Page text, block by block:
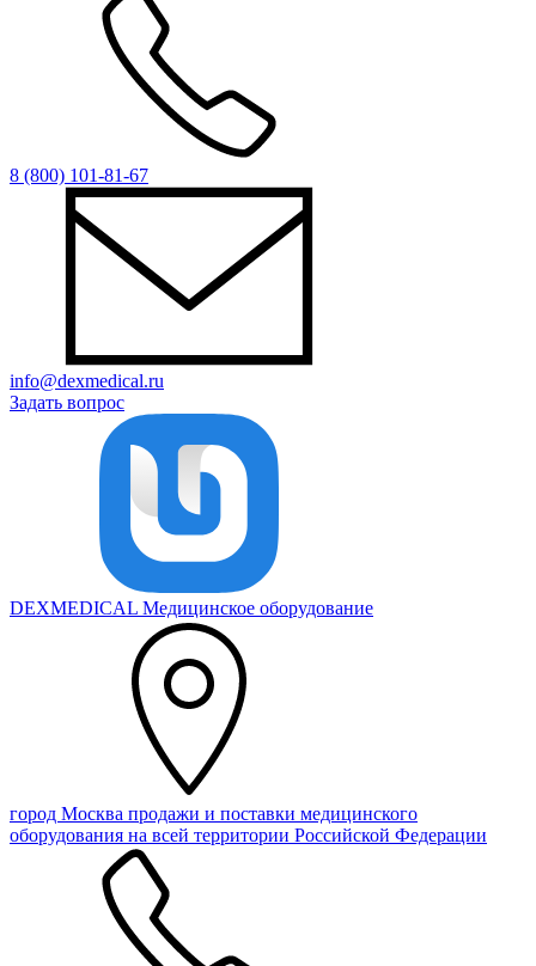
8 (800) 101-81-67
info@dexmedical.ru
Задать вопрос
DEXMEDICAL Медицинское оборудование
город Москва продажи и поставки медицинского
оборудования на всей территории Российской Федерации